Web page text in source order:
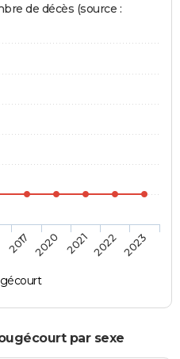
de décès (source :
2017 2020 2021 2022 2023
par sexe